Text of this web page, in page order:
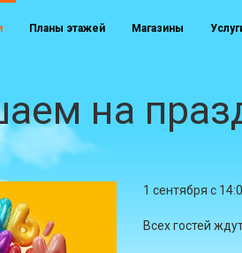
Планы этажей Магазины
на
1 сентября с
Всех гостей